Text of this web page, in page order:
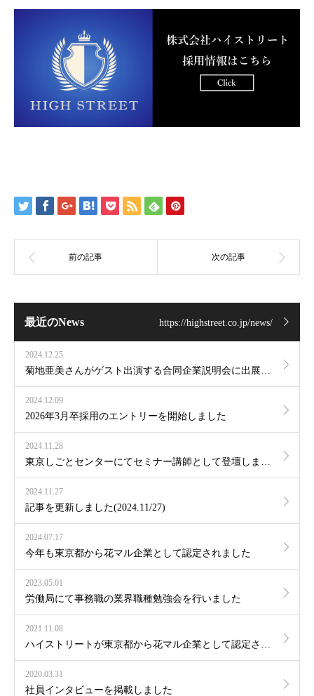
最近のNews https://highstreet.co.jp/news/
2024.12.25
2024.12.09
2026年3月卒採用のエントリーを開始しました
2024.11.28
2024.11.27
記事を更新しました(2024.11/27)
2024.07.17
今年も東京都から花マル企業として認定されました
2023.05.01
労働局にて事務職の業界職種勉強会を行いました
2021.11.08
2020.03.31
社員インタビューを掲載しました